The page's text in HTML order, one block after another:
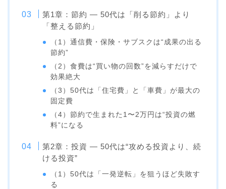
第1章：節約 ― 50代は「削る節約」より
「整える節約」
（1）通信費・保険・サブスクは“成果の出る
節約”
（2）食費は“買い物の回数”を減らすだけで
効果絶大
（3）50代は「住宅費」と「車費」が最大の
固定費
（4）節約で生まれた1〜2万円は“投資の燃
料”になる
第2章：投資 ― 50代は“攻める投資より、続
ける投資”
（1）50代は「一発逆転」を狙うほど失敗す
る